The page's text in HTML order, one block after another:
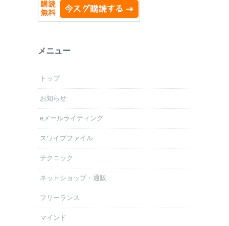
メニュー
トップ
お知らせ
eメールライティング
スワイプファイル
テクニック
ネットショップ・通販
フリーランス
マインド